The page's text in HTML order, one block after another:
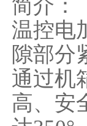
简介：
温控电
隙部分
通过机
高、安